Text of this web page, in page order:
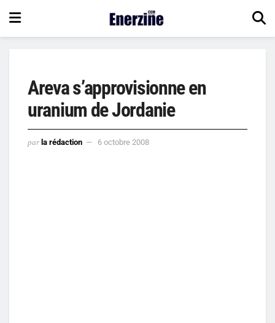
Areva s’approvisionne en
uranium de Jordanie
par la rédaction 6 octobre 2008